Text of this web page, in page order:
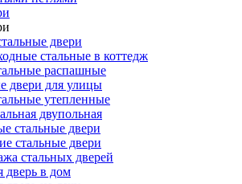
двери
стальные в коттедж
распашные
двери для улицы
утепленные
двупольная
стальные двери
стальные двери
стальных дверей
дверь в дом